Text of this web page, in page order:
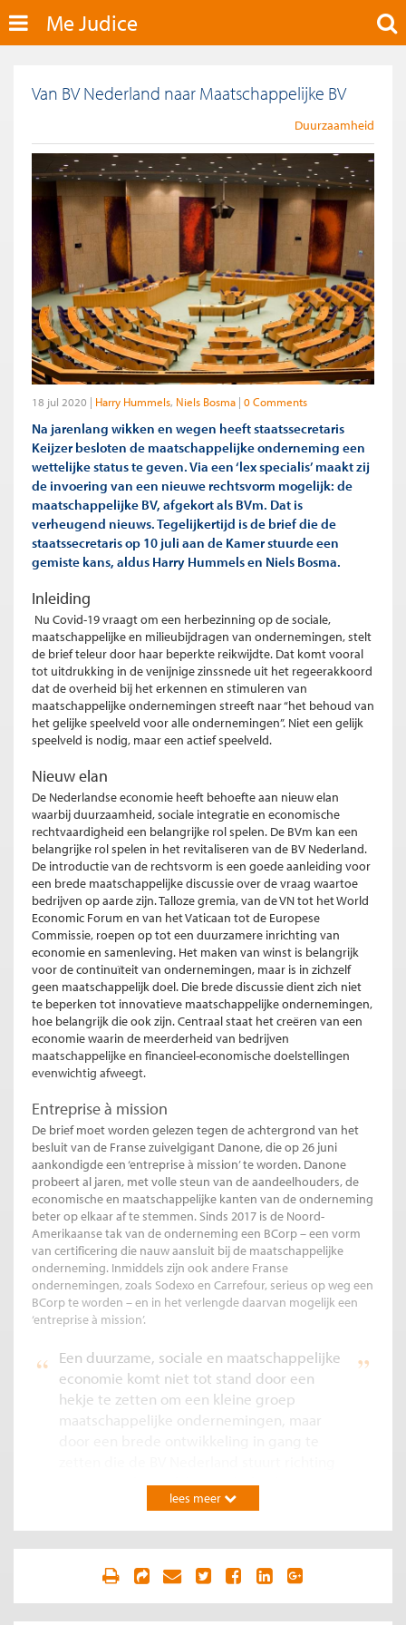
Me Judice
Van BV Nederland naar Maatschappelijke BV
Duurzaamheid
18 jul 2020 Harry Hummels Niels Bosma 0 Comments
Na jarenlang wikken en wegen heeft staatssecretaris
Keijzer besloten de maatschappelijke onderneming een
wettelijke status te geven. Via een ‘lex specialis’ maakt zij
de invoering van een nieuwe rechtsvorm mogelijk: de
maatschappelijke BV, afgekort als BVm. Dat is
verheugend nieuws. Tegelijkertijd is de brief die de
staatssecretaris op 10 juli aan de Kamer stuurde een
gemiste kans, aldus Harry Hummels en Niels Bosma.
Inleiding
Nu Covid-19 vraagt om een herbezinning op de sociale,
maatschappelijke en milieubijdragen van ondernemingen, stelt
de brief teleur door haar beperkte reikwijdte. Dat komt vooral
tot uitdrukking in de venijnige zinssnede uit het regeerakkoord
dat de overheid bij het erkennen en stimuleren van
maatschappelijke ondernemingen streeft naar “het behoud van
het gelijke speelveld voor alle ondernemingen”. Niet een gelijk
speelveld is nodig, maar een actief speelveld.
Nieuw elan
De Nederlandse economie heeft behoefte aan nieuw elan
waarbij duurzaamheid, sociale integratie en economische
rechtvaardigheid een belangrijke rol spelen. De BVm kan een
belangrijke rol spelen in het revitaliseren van de BV Nederland.
De introductie van de rechtsvorm is een goede aanleiding voor
een brede maatschappelijke discussie over de vraag waartoe
bedrijven op aarde zijn. Talloze gremia, van de VN tot het World
Economic Forum en van het Vaticaan tot de Europese
Commissie, roepen op tot een duurzamere inrichting van
economie en samenleving. Het maken van winst is belangrijk
voor de continuïteit van ondernemingen, maar is in zichzelf
geen maatschappelijk doel. Die brede discussie dient zich niet
te beperken tot innovatieve maatschappelijke ondernemingen,
hoe belangrijk die ook zijn. Centraal staat het creëren van een
economie waarin de meerderheid van bedrijven
maatschappelijke en financieel-economische doelstellingen
evenwichtig afweegt.
Entreprise à mission
De brief moet worden gelezen tegen de achtergrond van het
besluit van de Franse zuivelgigant Danone, die op 26 juni
aankondigde een ‘entreprise à mission’ te worden. Danone
probeert al jaren, met volle steun van de aandeelhouders, de
economische en maatschappelijke kanten van de onderneming
beter op elkaar af te stemmen. Sinds 2017 is de Noord-
Amerikaanse tak van de onderneming een BCorp – een vorm
van certificering die nauw aansluit bij de maatschappelijke
onderneming. Inmiddels zijn ook andere Franse
ondernemingen, zoals Sodexo en Carrefour, serieus op weg een
BCorp te worden – en in het verlengde daarvan mogelijk een
‘entreprise à mission’.
Een duurzame, sociale en maatschappelijke
economie komt niet tot stand door een
hekje te zetten om een kleine groep
maatschappelijke ondernemingen, maar
een maatschappelijker Nederland.
Wat is nu de kans dat de nieuwe wet bedrijven zoals Unilever,
Friesland Campina, Heineken of Rabobank, als zij dit al
ambiëren, stimuleren om zich als maatschappelijk BV te
gedragen? Die kans achten wij klein. Zonder flankerend beleid
dat bedrijven aanzet tot meer maatschappelijkheid stagneert
de ontwikkeling naar een sociale en duurzame economie. De
staatssecretaris laat de markt haar werk doen in plaats van
lees meer